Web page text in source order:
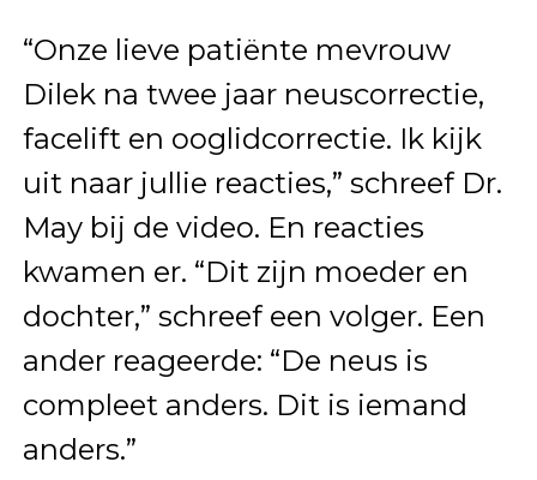
“Onze lieve patiënte mevrouw
Dilek na twee jaar neuscorrectie,
facelift en ooglidcorrectie. Ik kijk
uit naar jullie reacties,” schreef Dr.
May bij de video. En reacties
kwamen er. “Dit zijn moeder en
dochter,” schreef een volger. Een
ander reageerde: “De neus is
compleet anders. Dit is iemand
anders.”